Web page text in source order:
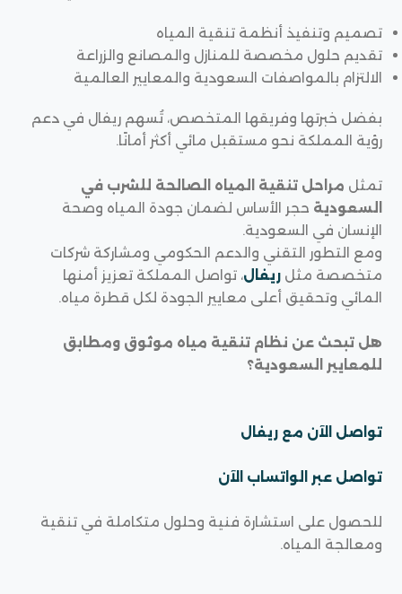
تصميم وتنفيذ أنظمة تنقية المياه
تقديم حلول مخصصة للمنازل والمصانع والزراعة
الالتزام بالمواصفات السعودية والمعايير العالمية
بفضل خبرتها وفريقها المتخصص، تُسهم ريفال في دعم
رؤية المملكة نحو مستقبل مائي أكثر أمانًا.
تمثل مراحل تنقية المياه الصالحة للشرب في
السعودية حجر الأساس لضمان جودة المياه وصحة
الإنسان في السعودية.
ومع التطور التقني والدعم الحكومي ومشاركة شركات
متخصصة مثلريفال، تواصل المملكة تعزيز أمنها
المائي وتحقيق أعلى معايير الجودة لكل قطرة مياه.
هل تبحث عن نظام تنقية مياه موثوق ومطابق
للمعايير السعودية؟
تواصل الآن مع ريفال
تواصل عبر الواتساب الآن
للحصول على استشارة فنية وحلول متكاملة في تنقية
ومعالجة المياه.